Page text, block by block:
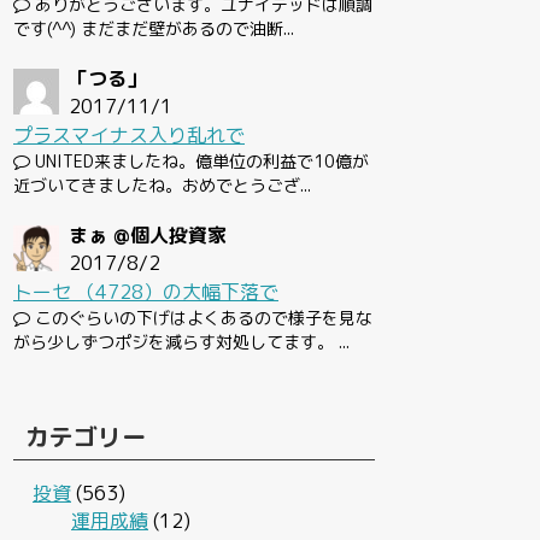
です(^^) まだまだ壁があるので油断...
「つる」
2017/11/1
プラスマイナス入り乱れで
UNITED来ましたね。億単位の利益で10億が
近づいてきましたね。おめでとうござ...
まぁ @個人投資家
2017/8/2
トーセ （4728）の大幅下落で
このぐらいの下げはよくあるので様子を見な
がら少しずつポジを減らす対処してます。 ...
カテゴリー
投資(563)
運用成績(12)